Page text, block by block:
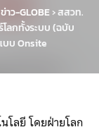
ข่าว-GLOBE ›สสวท.
ลกทั้งระบบ (ฉบับ
บบ Onsite
อ:
เข้าชม 178 ครั้ง
โลยี โดยฝ่ายโลก